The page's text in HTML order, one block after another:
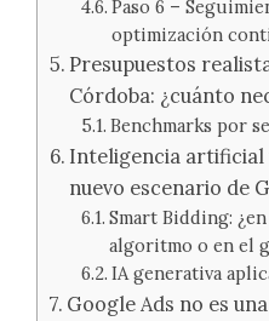
Paso 6 –
optimización
Presupuestos
Córdoba: ¿cuánto
Benchmarks por
Inteligencia artificial
nuevo escenario de
Smart Bidding:
algoritmo o en el
IA generativa
Google Ads no es